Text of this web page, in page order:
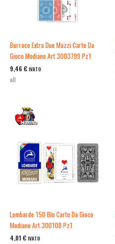
Burraco Extra Due Mazzi Carte Da
Gioco Modiano Art.3003799 Pz1
9,46 € IVATO
all
Lombarde 150 Blu Carte Da Gioco
Modiano Art.300108 Pz1
4,01 € IVATO